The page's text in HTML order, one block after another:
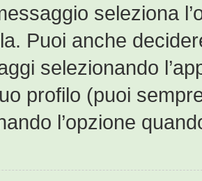
seleziona
Puoi anche
selezionando
profilo (puoi
l’opzione